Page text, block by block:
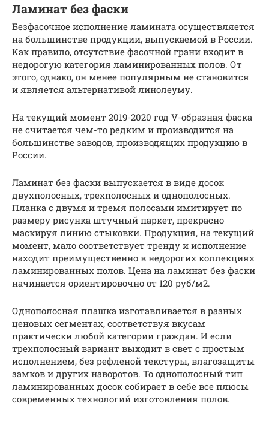
Ламинат без фаски
Безфасочное исполнение ламината осуществляется
на большинстве продукции, выпускаемой в России.
Как правило, отсутствие фасочной грани входит в
недорогую категория ламинированных полов. От
этого, однако, он менее популярным не становится
и является альтернативой линолеуму.
На текущий момент 2019-2020 год V-образная фаска
не считается чем-то редким и производится на
большинстве заводов, производящих продукцию в
России.
Ламинат без фаски выпускается в виде досок
двухполосных, трехполосных и однополосных.
Планка с двумя и тремя полосами имитирует по
размеру рисунка штучный паркет, прекрасно
маскируя линию стыковки. Продукция, на текущий
момент, мало соответствует тренду и исполнение
находит преимущественно в недорогих коллекциях
ламинированных полов. Цена на ламинат без фаски
начинается ориентировочно от 120 руб/м2.
Однополосная плашка изготавливается в разных
ценовых сегментах, соответствуя вкусам
практически любой категории граждан. И если
трехполосный вариант выходит в свет с простым
исполнением, без рефленой текстуры, влагозащиты
замков и других наворотов. То однополосный тип
ламинированных досок собирает в себе все плюсы
современных технологий изготовления полов.